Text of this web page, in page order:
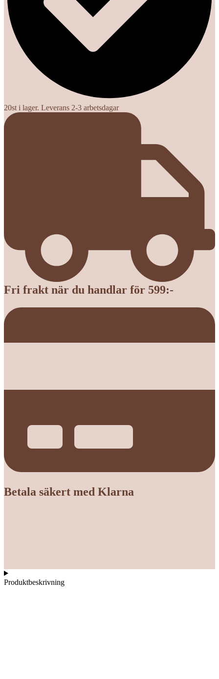
20st i lager. Leverans 2-3 arbetsdagar
Fri frakt när du handlar för 599:-
Betala säkert med Klarna
Produktbeskrivning